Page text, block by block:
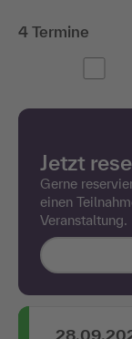
4 Termine
Jetzt
Gerne
einen
Veranstaltung.